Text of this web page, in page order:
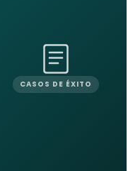
CASOS DE ÉXITO